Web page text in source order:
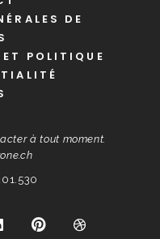
DE
POLITIQUE
à tout moment.